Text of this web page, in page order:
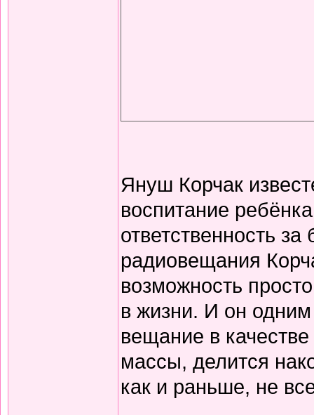
Януш Корчак
воспитание
ответственность
радиовещания
возможность
в жизни. И он
вещание в
массы, делится
как и раньше, не